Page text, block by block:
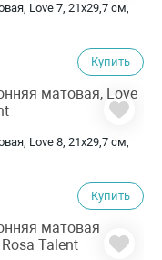
Love 7, 21х29,7 см,
Купить
Love 8, 21х29,7 см,
Купить